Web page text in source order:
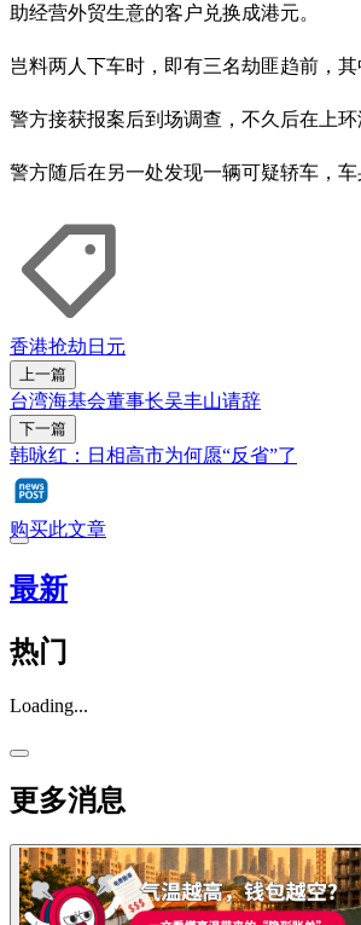
助经营外贸生意的客户兑换成港元。
岂料两人下车时，即有三名劫匪趋前，其
警方接获报案后到场调查，不久后在上
警方随后在另一处发现一辆可疑轿车，
香港抢劫 日元
上一篇
台湾海基会董事长吴丰山请辞
下一篇
韩咏红：日相高市为何愿“反省”了
购买此文章
最新
热门
Loading...
更多消息